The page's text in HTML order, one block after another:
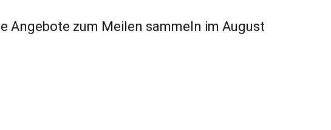
Angebote zum Meilen sammeln im August